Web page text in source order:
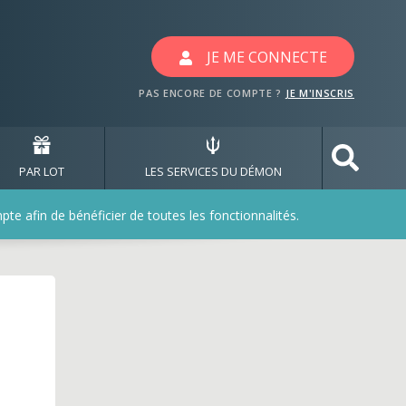
JE ME CONNECTE
PAS ENCORE DE COMPTE ? JE M'INSCRIS
PAR LOT LES SERVICES DU DÉMON
afin de bénéficier de toutes les fonctionnalités.